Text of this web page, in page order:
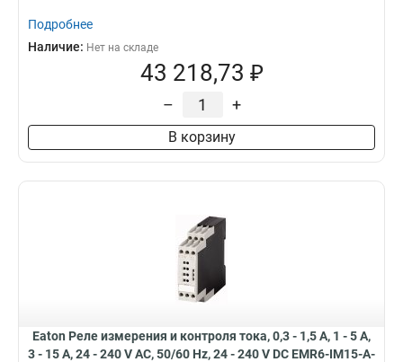
Подробнее
Наличие: Нет на складе
43 218,73 ₽
– +
В корзину
Eaton Реле измерения и контроля тока, 0,3 - 1,5 A, 1 - 5 A,
3 - 15 A, 24 - 240 V AC, 50/60 Hz, 24 - 240 V DC EMR6-IM15-A-